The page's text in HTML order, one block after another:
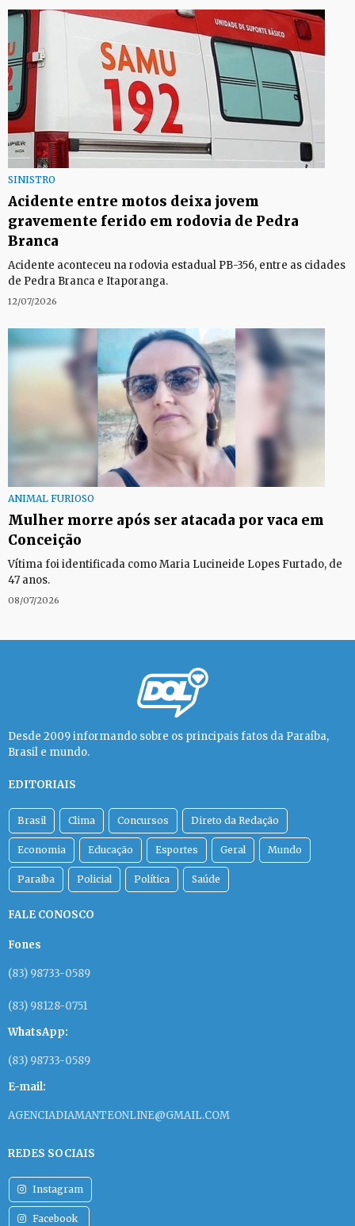
SINISTRO
Acidente entre motos deixa jovem
gravemente ferido em rodovia de Pedra
Branca
Acidente aconteceu na rodovia estadual PB-356, entre as cidades
de Pedra Branca e Itaporanga.
12/07/2026
ANIMAL FURIOSO
Mulher morre após ser atacada por vaca em
Conceição
Vítima foi identificada como Maria Lucineide Lopes Furtado, de
47 anos.
08/07/2026
Desde 2009 informando sobre os principais fatos da Paraíba,
Brasil e mundo.
EDITORIAIS
Brasil Clima Concursos Direto da Redação
Economia Educação Esportes Geral Mundo
Paraíba Policial Política Saúde
FALE CONOSCO
Fones
(83) 98733-0589
(83) 98128-0751
WhatsApp:
(83) 98733-0589
E-mail:
AGENCIADIAMANTEONLINE@GMAIL.COM
REDES SOCIAIS
Instagram
Facebook